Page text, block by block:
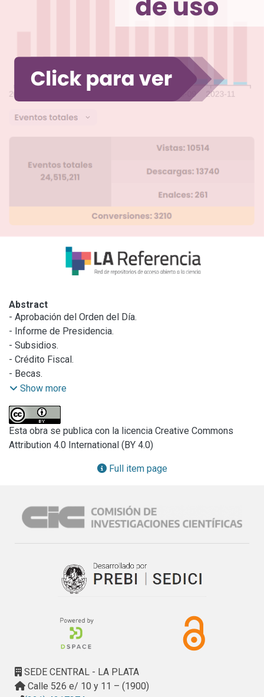
Abstract
- Aprobación del Orden del Día.
- Informe de Presidencia.
- Subsidios.
- Crédito Fiscal.
- Becas.
- Centros.
- Rectificación.
- Varios.
Show more
Esta obra se publica con la licencia Creative Commons
Attribution 4.0 International (BY 4.0)
Full item page
SEDE CENTRAL - LA PLATA
Calle 526 e/ 10 y 11 – (1900)